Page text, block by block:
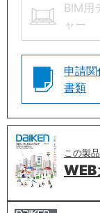
BIM用
ャー
申請
書類
この製
WEB